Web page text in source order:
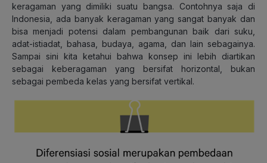
keragaman yang dimiliki suatu bangsa. Contohnya saja di
Indonesia, ada banyak keragaman yang sangat banyak dan
bisa menjadi potensi dalam pembangunan baik dari suku,
adat-istiadat, bahasa, budaya, agama, dan lain sebagainya.
Sampai sini kita ketahui bahwa konsep ini lebih diartikan
sebagai keberagaman yang bersifat horizontal, bukan
sebagai pembeda kelas yang bersifat vertikal.